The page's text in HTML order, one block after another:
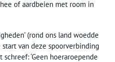
of aardbeien met room in
(rond ons land woedde
van deze spoorverbinding
‘Geen hoeraroepende